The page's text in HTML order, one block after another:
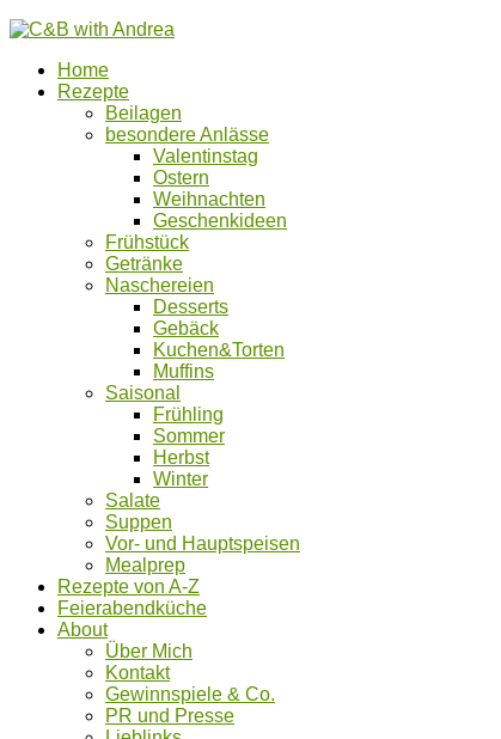
Home
Rezepte
Beilagen
besondere Anlässe
Valentinstag
Ostern
Weihnachten
Geschenkideen
Frühstück
Getränke
Naschereien
Desserts
Gebäck
Kuchen&Torten
Muffins
Saisonal
Frühling
Sommer
Herbst
Winter
Salate
Suppen
Vor- und Hauptspeisen
Mealprep
Rezepte von A-Z
Feierabendküche
About
Über Mich
Kontakt
Gewinnspiele & Co.
PR und Presse